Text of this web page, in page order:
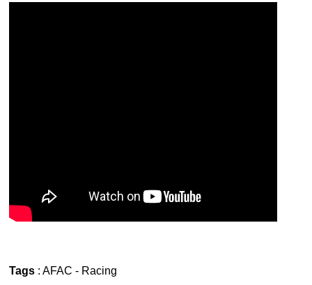
Tags: AFAC - Racing